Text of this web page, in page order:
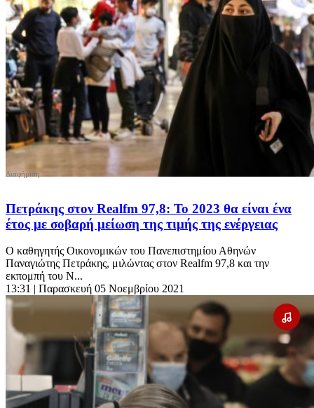
Πετράκης στον Realfm 97,8: Το 2023 θα είναι ένα
έτος με σοβαρή μείωση της τιμής της ενέργειας
Ο καθηγητής Οικονομικών του Πανεπιστημίου Αθηνών
Παναγιώτης Πετράκης, μιλώντας στον Realfm 97,8 και την
εκπομπή του Ν...
13:31 | Παρασκευή 05 Νοεμβρίου 2021